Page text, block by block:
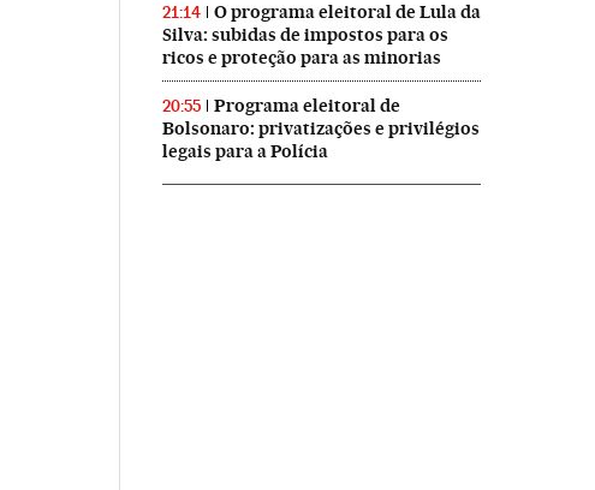
21:14
O programa eleitoral de Lula da
Silva: subidas de impostos para os
ricos e proteção para as minorias
20:55
Programa eleitoral de
Bolsonaro: privatizações e privilégios
legais para a Polícia